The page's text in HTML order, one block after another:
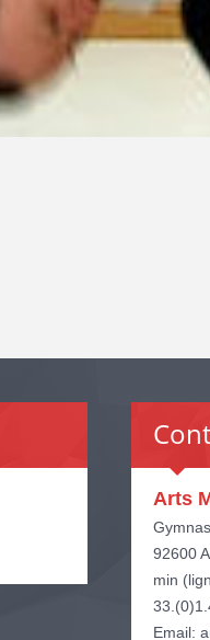
Arts
92600
min
Email: